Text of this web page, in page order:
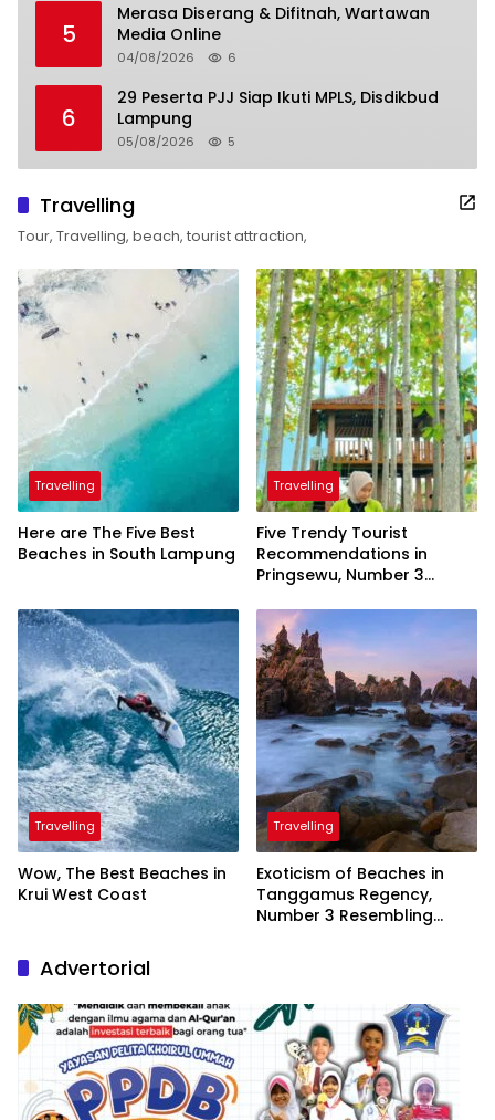
5
Merasa Diserang & Difitnah, Wartawan
Media Online
04/08/2026 6
6
29 Peserta PJJ Siap Ikuti MPLS, Disdikbud
Lampung
05/08/2026 5
Travelling
Tour, Travelling, beach, tourist attraction,
Travelling
Here are The Five Best
Beaches in South Lampung
Travelling
Five Trendy Tourist
Recommendations in
Pringsewu, Number 3
President
Travelling
Wow, The Best Beaches in
Krui West Coast
Travelling
Exoticism of Beaches in
Tanggamus Regency,
Number 3 Resembling
Advertorial